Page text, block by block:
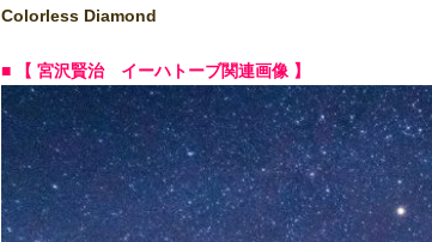
Colorless Diamond
■ 【 宮沢賢治 イーハトーブ関連画像 】